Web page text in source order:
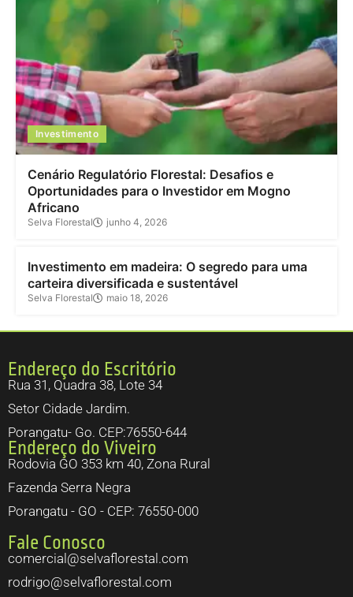
Investimento
Cenário Regulatório Florestal: Desafios e
Oportunidades para o Investidor em Mogno
Africano
Selva Florestal junho 4, 2026
Investimento
Investimento em madeira: O segredo para uma
carteira diversificada e sustentável
Selva Florestal maio 18, 2026
Endereço do Escritório
Rua 31, Quadra 38, Lote 34
Setor Cidade Jardim.
Porangatu- Go. CEP:76550-644
Endereço do Viveiro
Rodovia GO 353 km 40, Zona Rural
Fazenda Serra Negra
Porangatu - GO - CEP: 76550-000
Fale Conosco
comercial@selvaflorestal.com
rodrigo@selvaflorestal.com